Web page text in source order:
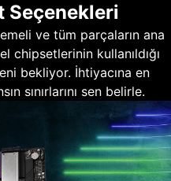
Seçenekleri
ve tüm parçaların ana
chipsetlerinin kullanıldığı
bekliyor. İhtiyacına en
sınırlarını sen belirle.